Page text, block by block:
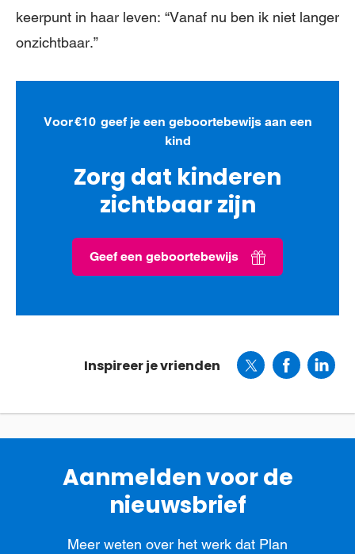
keerpunt in haar leven: “Vanaf nu ben ik niet langer
onzichtbaar.”
Voor €10 geef je een geboortebewijs aan een
kind
Zorg dat kinderen
zichtbaar zijn
Geef een geboortebewijs
Inspireer je vrienden
Aanmelden voor de
nieuwsbrief
Meer weten over het werk dat Plan